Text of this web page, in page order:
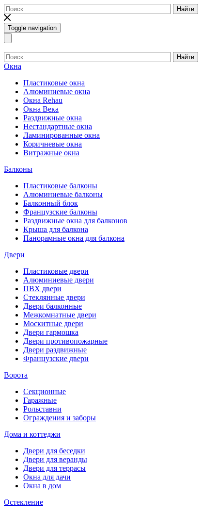
Найти
Toggle navigation
Найти
Окна
Пластиковые окна
Алюминиевые окна
Окна Rehau
Окна Века
Раздвижные окна
Нестандартные окна
Ламинированные окна
Коричневые окна
Витражные окна
Балконы
Пластиковые балконы
Алюминиевые балконы
Балконный блок
Французские балконы
Раздвижные окна для балконов
Крыша для балкона
Панорамные окна для балкона
Двери
Пластиковые двери
Алюминиевые двери
ПВХ двери
Стеклянные двери
Двери балконные
Межкомнатные двери
Москитные двери
Двери гармошка
Двери противопожарные
Двери раздвижные
Французские двери
Ворота
Секционные
Гаражные
Рольставни
Ограждения и заборы
Дома и коттеджи
Двери для беседки
Двери для веранды
Двери для террасы
Окна для дачи
Окна в дом
Остекление